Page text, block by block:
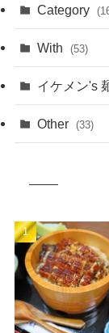
(1)
(1)
Category
(114)
With (53)
(15)
(43)
(49)
イケメン's
Other (33)